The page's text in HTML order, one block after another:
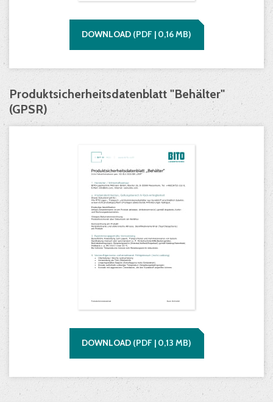
DOWNLOAD (PDF | 0,16MB)
Produktsicherheitsdatenblatt "Behälter"
(GPSR)
DOWNLOAD (PDF | 0,13 MB)